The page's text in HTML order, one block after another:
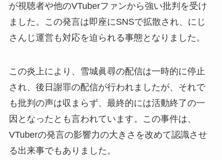
が視聴者や他のVTuberファンから強い批判を受け
ました。この発言は即座にSNSで拡散され、にじ
さんじ運営も対応を迫られる事態となりました。
この炎上により、雪城眞尋の配信は一時的に停止
され、後日謝罪の配信が行われましたが、それで
も批判の声は収まらず、最終的には活動終了の一
因となったとも言われています。この事件は、
VTuberの発言の影響力の大きさを改めて認識させ
る出来事でもありました。